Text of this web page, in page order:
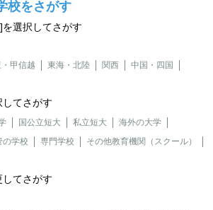
校をさがす
選択してさがす
甲信越 東海・北陸 関西
中国・四国
てさがす
国公立短大 私立短大
海外の大学
の学校
専門学校
その他教育機関（スクール）
てさがす